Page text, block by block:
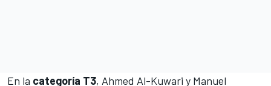
En la categoría T3, Ahmed Al-Kuwari y Manuel